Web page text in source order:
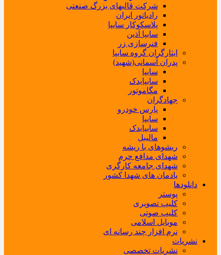
شرکت قالبهای بزرگ صنعتی
رادیاتور ایران
پلاسکوکار سایپا
سایپا آذین
فنرسازی زر
ایثارگران گروه سایپا
پدران آسمانی(شهید)
سایپا
سایپایدک
مگاموتور
جهادگران
پارس خودرو
سایپا
سایپایدک
مالیبل
ریشوهای با ریشه
شهدای مدافع حرم
شهدای جامعه کارگری
یادمان های شهدا کشور
دانلودها
پوستر
کلیپ تصویری
کلیپ صوتی
موبایل اسلامی
نرم افزار چند رسانه ای
نشریات
نشریات تخصصی